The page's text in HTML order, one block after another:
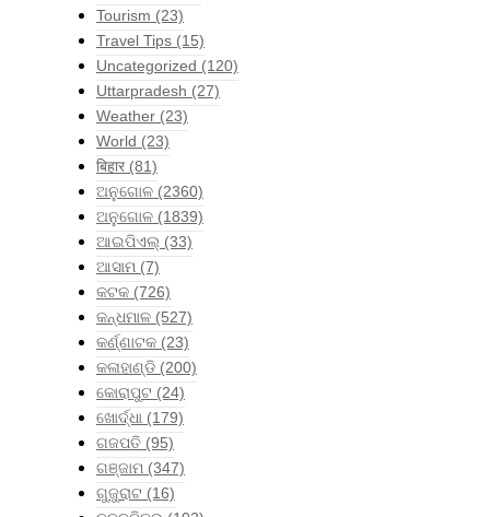
Tourism (23)
Travel Tips (15)
Uncategorized (120)
Uttarpradesh (27)
Weather (23)
World (23)
बिहार (81)
ଅନୁଗୋଳ (2360)
ଅନୁଗୋଳ (1839)
ଆଇପିଏଲ୍ (33)
ଆସାମ (7)
କଟକ (726)
କନ୍ଧମାଳ (527)
କର୍ଣ୍ଣାଟକ (23)
କଳାହାଣ୍ଡି (200)
କୋରାପୁଟ (24)
ଖୋର୍ଦ୍ଧା (179)
ଗଜପତି (95)
ଗଞ୍ଜାମ (347)
ଗୁଜୁରାଟ (16)